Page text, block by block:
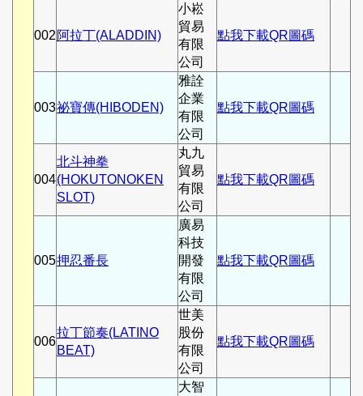
002 阿拉丁(ALADDIN)
小崧
貿易
有限
公司
點我下載QR圖碼
003祕寶傳(HIBODEN)
雅詮
企業
有限
公司
點我下載QR圖碼
004
北斗神拳
(HOKUTONOKEN
SLOT)
丸九
貿易
有限
公司
點我下載QR圖碼
005押忍番長
廣易
科技
開發
有限
公司
點我下載QR圖碼
006
拉丁節奏(LATINO
BEAT)
世美
股份
有限
公司
點我下載QR圖碼
大智